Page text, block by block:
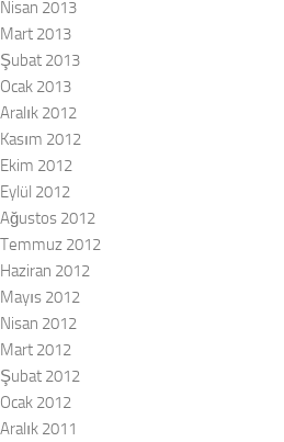
Nisan 2013
Mart 2013
Şubat 2013
Ocak 2013
Aralık 2012
Kasım 2012
Ekim 2012
Eylül 2012
Ağustos 2012
Temmuz 2012
Haziran 2012
Mayıs 2012
Nisan 2012
Mart 2012
Şubat 2012
Ocak 2012
Aralık 2011